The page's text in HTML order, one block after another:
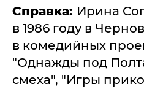
Справка: Ирина
в 1986 году в
в комедийных
"Однажды под
смеха", "Игры